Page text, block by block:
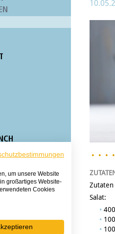
Salat:
um unsere Website
großartiges Website-
Cookies